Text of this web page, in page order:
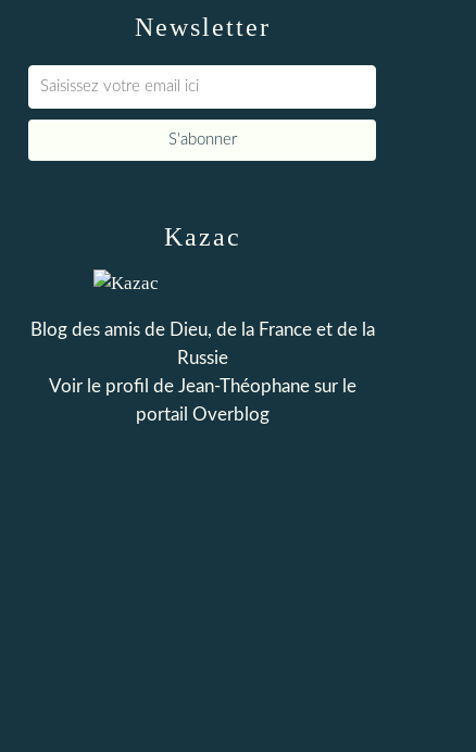
Newsletter
Kazac
Blog des amis de Dieu, de la France et de la
Russie
Voir le profil de Jean-Théophanesur le
portail Overblog